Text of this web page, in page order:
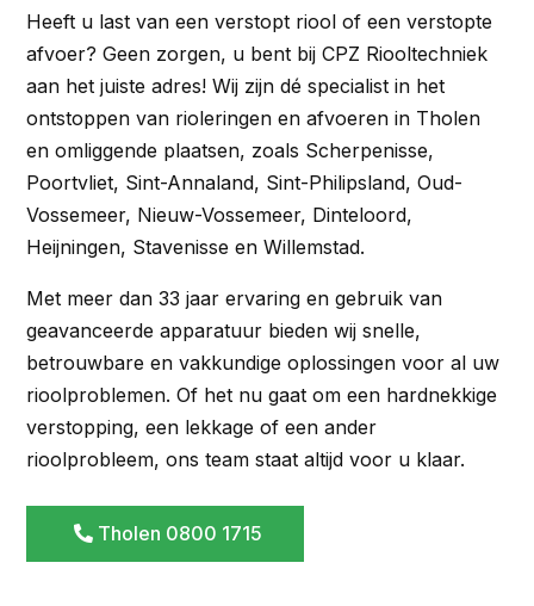
Heeft u last van een verstopt riool of een verstopte
afvoer? Geen zorgen, u bent bij CPZ Riooltechniek
aan het juiste adres! Wij zijn dé specialist in het
ontstoppen van rioleringen en afvoeren in Tholen
en omliggende plaatsen, zoals Scherpenisse,
Poortvliet, Sint-Annaland, Sint-Philipsland, Oud-
Vossemeer, Nieuw-Vossemeer, Dinteloord,
Heijningen, Stavenisse en Willemstad.
Met meer dan 33 jaar ervaring en gebruik van
geavanceerde apparatuur bieden wij snelle,
betrouwbare en vakkundige oplossingen voor al uw
rioolproblemen. Of het nu gaat om een hardnekkige
verstopping, een lekkage of een ander
rioolprobleem, ons team staat altijd voor u klaar.
Tholen 0800 1715